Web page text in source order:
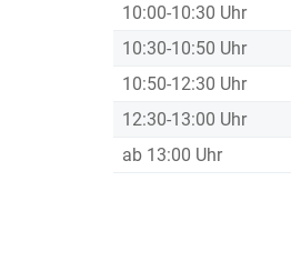
10:00-10:30 Uhr
10:30-10:50 Uhr
10:50-12:30 Uhr
12:30-13:00 Uhr
ab 13:00 Uhr